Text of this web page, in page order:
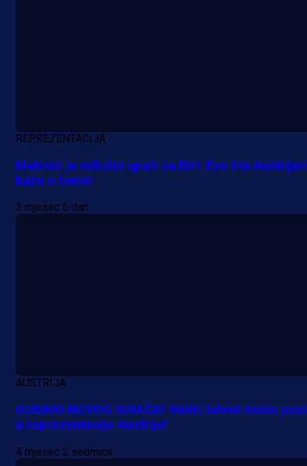
REPREZENTACIJA
Mahmić je odlučio igrati za BiH: Evo šta
kažu o tome!
3 mjesec 6 dan
AUSTRIJA
GUBIMO NOVOG IGRAČA? Veliki talent dobio
u reprezentaciju Austrije!
4 mjesec 2 sedmica